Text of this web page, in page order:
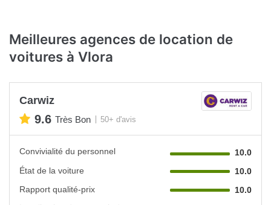
Meilleures agences de location de
voitures à Vlora
Carwiz
9.6 Très Bon 50+ d'avis
Convivialité du personnel
10.0
État de la voiture
10.0
Rapport qualité-prix
10.0